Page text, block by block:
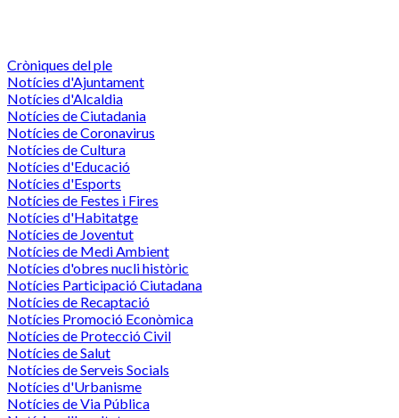
Cròniques del ple
Notícies d'Ajuntament
Notícies d'Alcaldia
Notícies de Ciutadania
Notícies de Coronavirus
Notícies de Cultura
Notícies d'Educació
Notícies d'Esports
Notícies de Festes i Fires
Notícies d'Habitatge
Notícies de Joventut
Notícies de Medi Ambient
Notícies d'obres nucli històric
Notícies Participació Ciutadana
Notícies de Recaptació
Notícies Promoció Econòmica
Notícies de Protecció Civil
Notícies de Salut
Notícies de Serveis Socials
Notícies d'Urbanisme
Notícies de Via Pública